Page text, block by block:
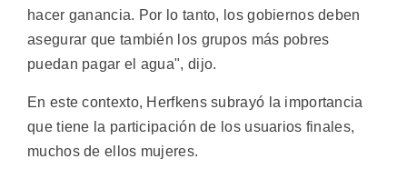
hacer ganancia. Por lo tanto, los gobiernos deben
asegurar que también los grupos más pobres
puedan pagar el agua", dijo.
En este contexto, Herfkens subrayó la importancia
que tiene la participación de los usuarios finales,
muchos de ellos mujeres.